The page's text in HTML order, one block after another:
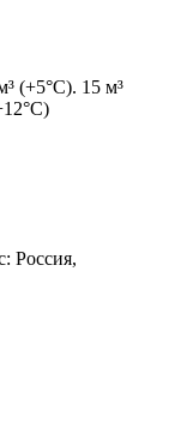
(+5°С). 15 м³
Россия,